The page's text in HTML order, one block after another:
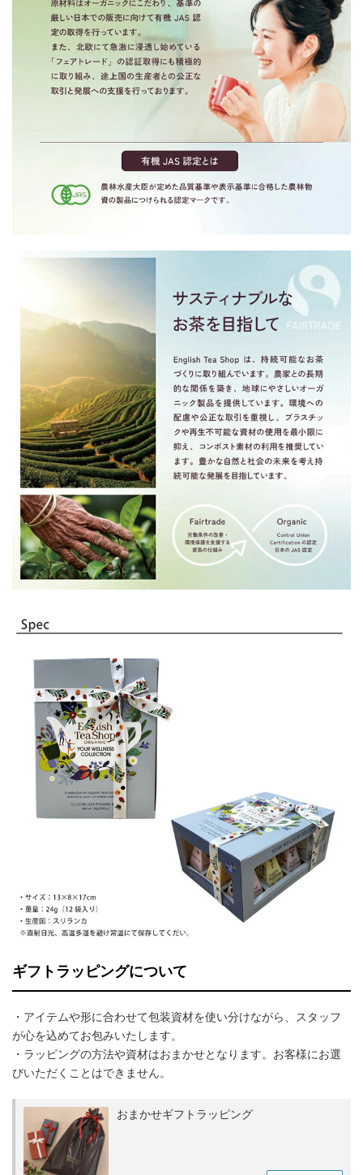
ギフトラッピングについて
・アイテムや形に合わせて包装資材を使い分けながら、スタッフ
が心を込めてお包みいたします。
・ラッピングの方法や資材はおまかせとなります。お客様にお選
びいただくことはできません。
おまかせギフトラッピング